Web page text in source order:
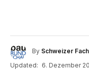
By Schweizer
Updated: 6. Dezember